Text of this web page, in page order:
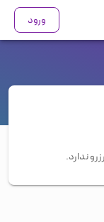
ورود
ندارد.